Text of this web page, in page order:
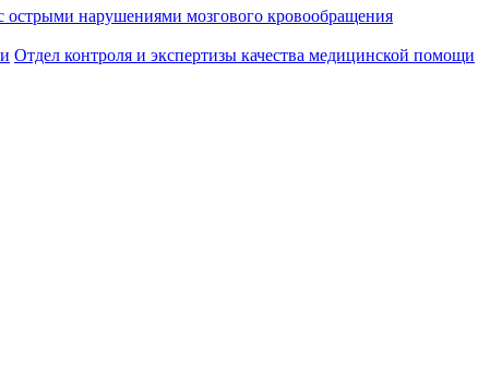
острыми нарушениями мозгового кровообращения
Отдел контроля и экспертизы качества медицинской помощи